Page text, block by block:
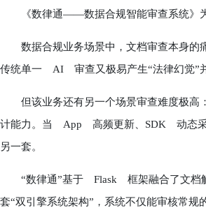
《数律通——数据合规智能审查系统》为
数据合规业务场景中，文档审查本身的
传统单一 AI 审查又极易产生“法律幻觉”并
但该业务还有另一个场景审查难度极高
计能力。当 App 高频更新、SDK 动态采
另一套。
“数律通”基于 Flask 框架融合了文档
套“双引擎系统架构”，系统不仅能审核常